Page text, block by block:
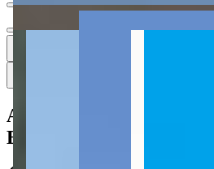
Apartamento à venda
Belle Residence